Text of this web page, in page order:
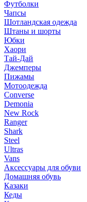
Футболки
Чапсы
Шотландская одежда
Штаны и шорты
Юбки
Хаори
Тай-Дай
Джемперы
Пижамы
Мотоодежда
Converse
Demonia
New Rock
Ranger
Shark
Steel
Ultras
Vans
Аксессуары для обуви
Домашняя обувь
Казаки
Кеды